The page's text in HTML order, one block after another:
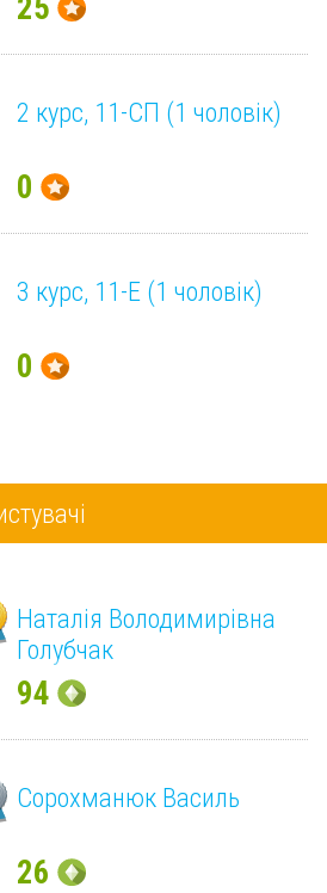
25
2 курс, 11-СП (1 чоловік)
0
3 курс, 11-Е (1 чоловік)
0
Наталія Володимирівна
Голубчак
94
Сорохманюк Василь
26